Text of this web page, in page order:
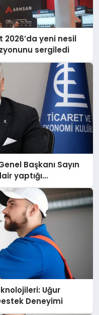
yeni nesil
sergiledi
Başkanı Sayın
yaptığı
Uğur
Deneyimi